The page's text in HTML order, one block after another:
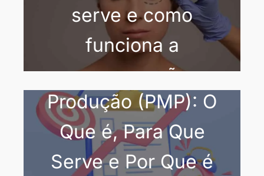
serve e como
funciona a
recuperação
Plano Mestre de
Produção (PMP): O
Que é, Para Que
Serve e Por Que é